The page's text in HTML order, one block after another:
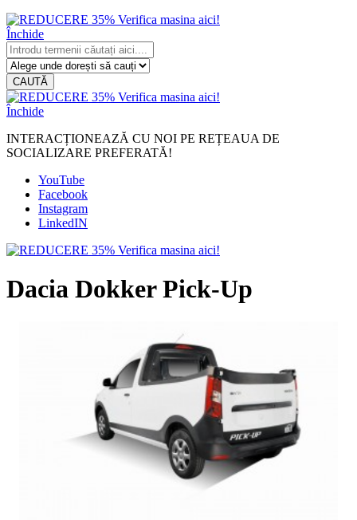
Închide
CAUTĂ
Închide
INTERACȚIONEAZĂ CU NOI PE REȚEAUA DE
SOCIALIZARE PREFERATĂ!
YouTube
Facebook
Instagram
LinkedIN
Dacia Dokker Pick-Up